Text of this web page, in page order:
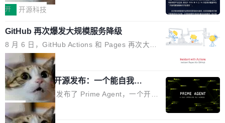
度宣传的。」 这才是真正的痛点。不是所有论文
都有问题，是最吸引眼球的那批论文最有问题。
他引用的帖子来自 Mathew Shen，一位 ICLR 2
026 的读者：「看了篇 ...
认为现代 AI 领域最重要的三个开源项目。 第一
个名字毫无悬念：Flash Attention 2。 Hieu 的
理由很具体。FA 系列不需要解释，但 FA2 是他
认为最重要的一个——复杂度恰到好处，刚好能
驱动你去学 CuTe，但还没被那些"邪恶的" Hopp
er++ 优化所淹没，足够容易修改和适配。 更关
键的是 FA2 的持久性...
单点设备迈向智能化、网联化、协同化发展。作
鸿蒙通过统一技术底座和分布式能力，为不同类
型智能设备的开发、连接与互联提供关键支撑，
也为产业链企业探索产品创新与商业增长打开新
的空间。 8月14日，开源鸿蒙智能硬件开发者日
（OHDD：OpenHarmony Hardware Develope
r Day）将在杭州启航。活动面向智能硬件产业
链企业和开发者，邀请行业专家与资深技术顾
问，围绕开源鸿蒙技术能力、设备适配、芯片适
开 开源科技
GitHub 再次爆发大规模服务降级
8 月 6 日，GitHub Actions 和 Pages 再次大规
模服务降级，Actions 完全不可用超过 5 小时，
webhook 停发，连自托管 runner 也因调度层故
障无法工作。Pages、Copilot code review、C
opilot coding agent 全部受影响。从检测到完全
恢复，大约 12 小时。 这是 2026 年 8 月的第六
起事故，其中四起与 AI/Copilot 服务相关。 Git
局
Prime Agent 开源发布：一个能自我改
进的编程 Agent，ARC-AGI 3 超越人类
专家基线
Prime Intellect 发布了 Prime Agent，一个开源
的编程 Agent Harness，核心设计围绕两个抽
象：Recursive Language Model（RLM）和 C
局